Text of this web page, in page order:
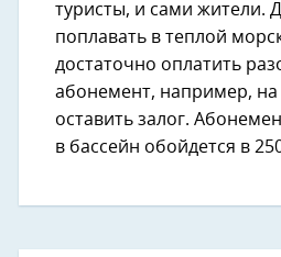
туристы, и сами жители.
поплавать в теплой
достаточно оплатить
абонемент, например,
оставить залог.
в бассейн обойдется в